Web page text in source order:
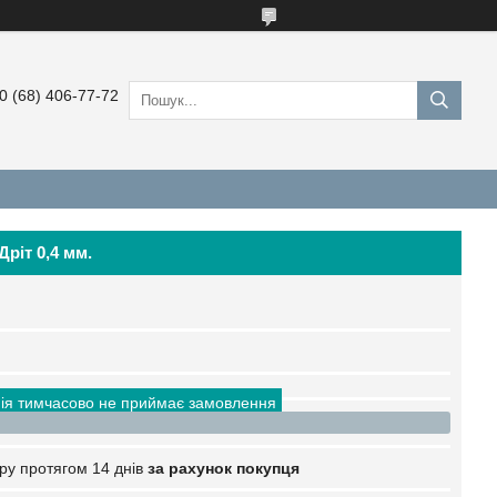
(68) 406-77-72
0,4 мм.
тимчасово не приймає замовлення
протягом 14 днів за рахунок покупця